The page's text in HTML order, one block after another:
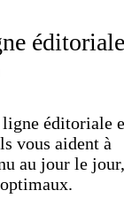
éditoriale
ligne éditoriale
vous aident à
au jour le jour,